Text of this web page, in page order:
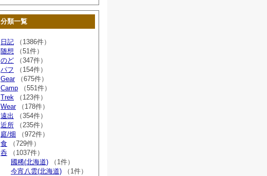
分類一覧
日記 （1386件）
随想 （51件）
のど （347件）
パフ （154件）
Gear（675件）
Camp （551件）
Trek （123件）
Wear（178件）
遠出
（354件）
近所 （235件）
庭/畑 （972件）
食 （729件）
呑 （1037件）
國稀(北海道) （1件）
今宵八雲(北海道) （1件）